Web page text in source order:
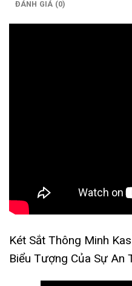
ĐÁNH GIÁ (0)
Két Sắt Thông Minh
Biểu Tượng Của Sự An